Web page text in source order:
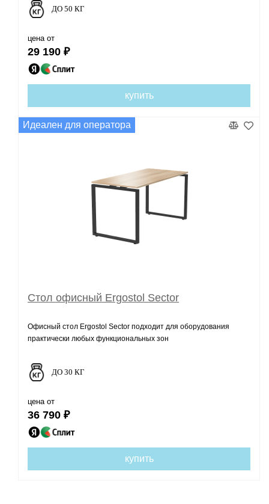
ДО 50 КГ
цена от
29 190 ₽
купить
Идеален для оператора
Стол офисный Ergostol Sector
Офисный стол Ergostol Sector подходит для оборудования
практически любых функциональных зон
ДО 30 КГ
цена от
36 790 ₽
купить